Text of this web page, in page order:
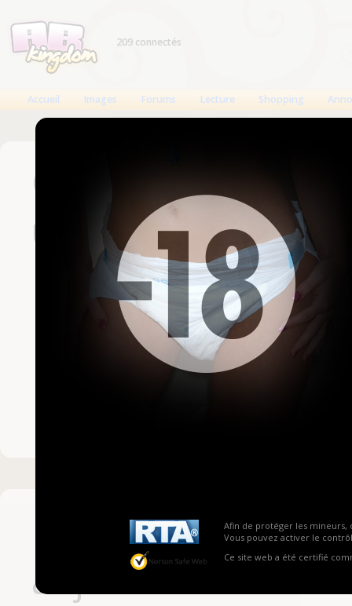
Afin de protéger les mineurs,
Vous pouvez activer le
Ce site web a été certifié
209 connectés
Accueil Images Forums Lecture Shopping
Connexion
Un compte est
Nom d'utilisateur
Mot de passe
Pas encore
aujourd'hui